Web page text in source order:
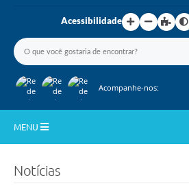
Acessibilidade
Acompanhe-nos:
MENU
Notícias